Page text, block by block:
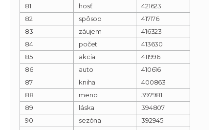
81
hosť
421623
82
spôsob
417176
83
záujem
416323
84
počet
413630
85
akcia
411996
86
auto
410616
87
kniha
400863
88
meno
397981
89
láska
394807
90
sezóna
392945